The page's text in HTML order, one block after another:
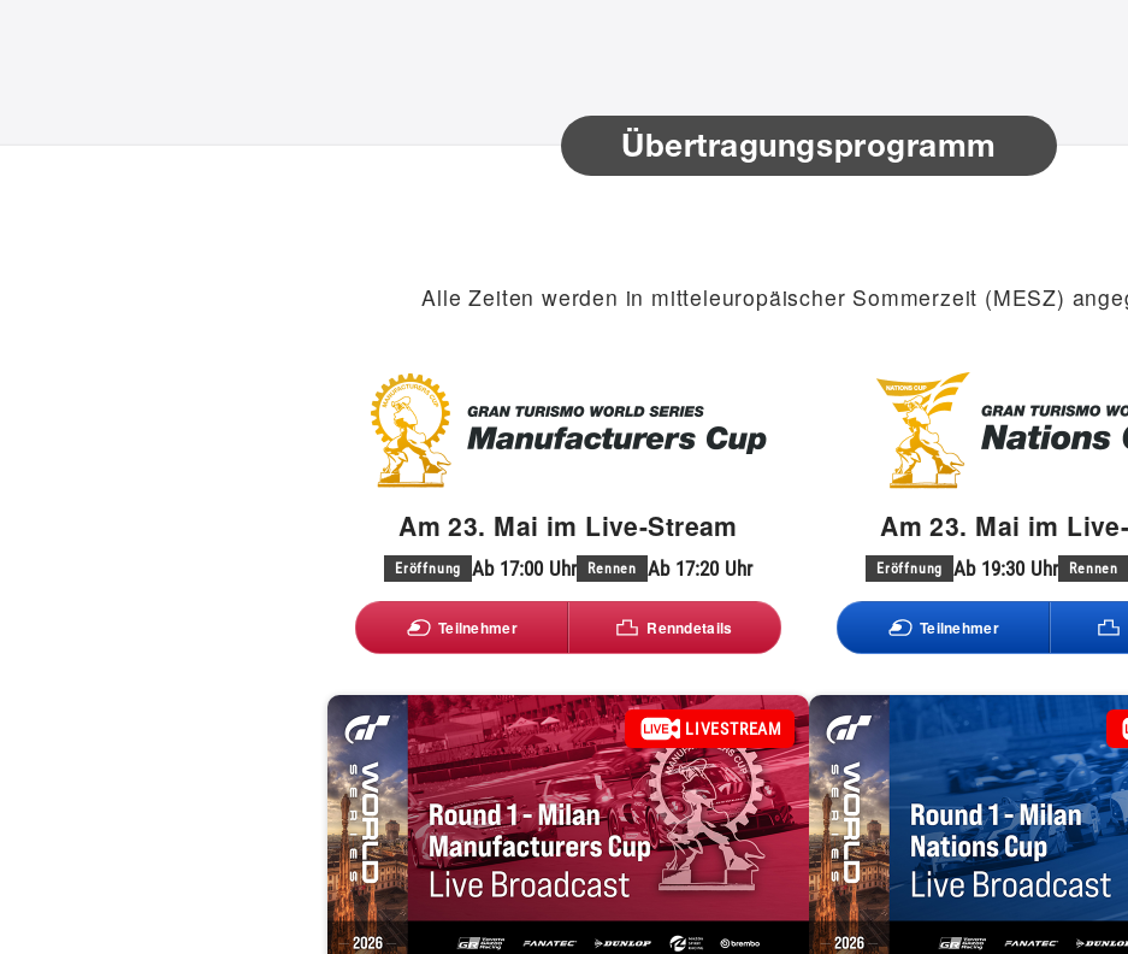
Übertragungsprogramm
Alle Zeiten werden in mitteleuropäischer Sommerzeit (MESZ)
Am 23. Mai im Live-Stream
Eröffnung Ab 17:00 Uhr Rennen Ab 17:20 Uhr
Teilnehmer Renndetails
LIVESTREAM
Am 23. Mai im
Eröffnung Ab 19:30 Uhr Rennen
Teilnehmer